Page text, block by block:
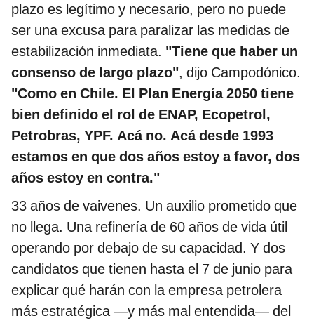
plazo es legítimo y necesario, pero no puede
ser una excusa para paralizar las medidas de
estabilización inmediata. "Tiene que haber un
consenso de largo plazo", dijo Campodónico.
"Como en Chile. El Plan Energía 2050 tiene
bien definido el rol de ENAP, Ecopetrol,
Petrobras, YPF. Acá no. Acá desde 1993
estamos en que dos años estoy a favor, dos
años estoy en contra."
33 años de vaivenes. Un auxilio prometido que
no llega. Una refinería de 60 años de vida útil
operando por debajo de su capacidad. Y dos
candidatos que tienen hasta el 7 de junio para
explicar qué harán con la empresa petrolera
más estratégica —y más mal entendida— del